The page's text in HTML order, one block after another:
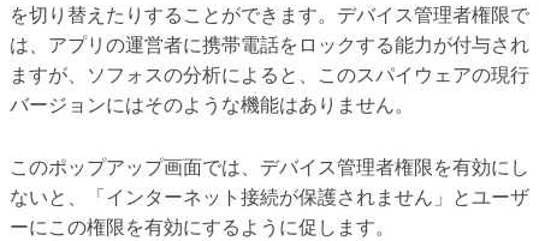
を切り替えたりすることができます。デバイス管理者権限で
は、アプリの運営者に携帯電話をロックする能力が付与され
ますが、ソフォスの分析によると、このスパイウェアの現行
バージョンにはそのような機能はありません。
このポップアップ画面では、デバイス管理者権限を有効にし
ないと、「インターネット接続が保護されません」とユーザ
ーにこの権限を有効にするように促します。